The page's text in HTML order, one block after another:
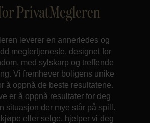
PrivatMegleren
leverer en annerledes og
meglertjeneste, designet for
med sylskarp og treffende
Vi fremhever boligens unike
å oppnå de beste resultatene.
er å oppnå resultater for deg
situasjon der mye står på spill.
eller selge, hjelper vi deg